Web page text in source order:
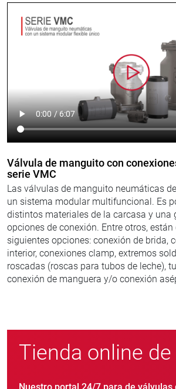
Válvula de manguito con
serie VMC
Las válvulas de manguito neumáticas
un sistema modular multifuncional. Es
distintos materiales de la carcasa y una
opciones de conexión. Entre otros,
siguientes opciones: conexión de brida,
interior, conexiones clamp, extremos
roscadas (roscas para tubos de leche),
conexión de manguera y/o conexión
Tienda online de